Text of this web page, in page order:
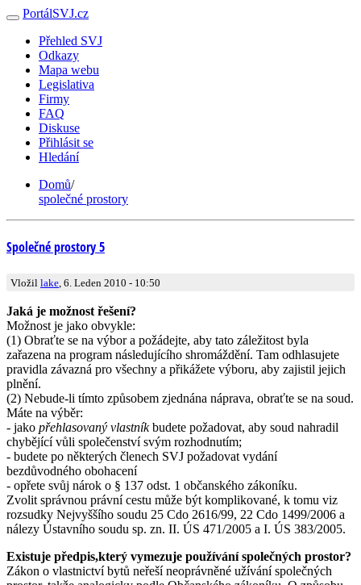
PortálSVJ.cz
Přehled SVJ
Odkazy
Mapa webu
Legislativa
Firmy
FAQ
Diskuse
Přihlásit se
Hledání
Domů/
společné prostory
Společné prostory 5
Vložil lake , 6. Leden 2010 - 10:50
Jaká je možnost řešení?
Možnost je jako obvykle:
(1) Obraťte se na výbor a požádejte, aby tato záležitost byla
zařazena na program následujícího shromáždění. Tam odhlasujete
pravidla závazná pro všechny a přikážete výboru, aby zajistil jejich
plnění.
(2) Nebude-li tímto způsobem zjednána náprava, obraťte se na soud.
Máte na výběr:
- jako přehlasovaný vlastníkbudete požadovat, aby soud nahradil
chybějící vůli společenství svým rozhodnutím;
- budete po některých členech SVJ požadovat vydání
bezdůvodného obohacení
- opřete svůj nárok o § 137 odst. 1 občanského zákoníku.
Zvolit správnou právní cestu může být komplikované, k tomu viz
rozsudky Nejvyššího soudu 25 Cdo 2616/99, 22 Cdo 1499/2006 a
nálezy Ústavního soudu sp. zn. II. ÚS 471/2005 a I. ÚS 383/2005.
Existuje předpis,který vymezuje používání společných prostor?
Zákon o vlastnictví bytů neřeší neoprávněné užívání společných